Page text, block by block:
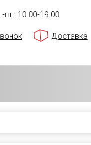
пт.: 10.00-19.00
Доставка